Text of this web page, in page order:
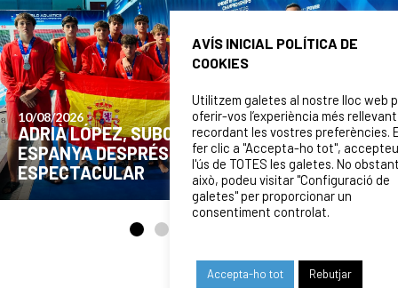
03/08/2026
ADRIÀ LÓPEZ I JAN LLORCA, CONVOCATS
DISPUTAR EL MUNDIAL U16 DE ZAGREB
AVÍS INICIAL POLÍTICA DE
COOKIES
Utilitzem galetes al nostre lloc web
oferir-vos l’experiència més rellevant
recordant les vostres preferències.
fer clic a "Accepta-ho tot", accepteu
l'ús de TOTES les galetes. No
això, podeu visitar "Configuració de
galetes" per proporcionar un
consentiment controlat.
Accepta-ho tot Rebutjar